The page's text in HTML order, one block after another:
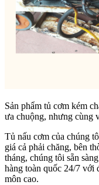
Sản phẩm tủ cơm kém
ưa chuộng, nhưng cùng
Tủ nấu cơm của chúng
giá cả phải chăng, bên
tháng, chúng tôi sẵn
hàng toàn quốc 24/7 với
môn cao.